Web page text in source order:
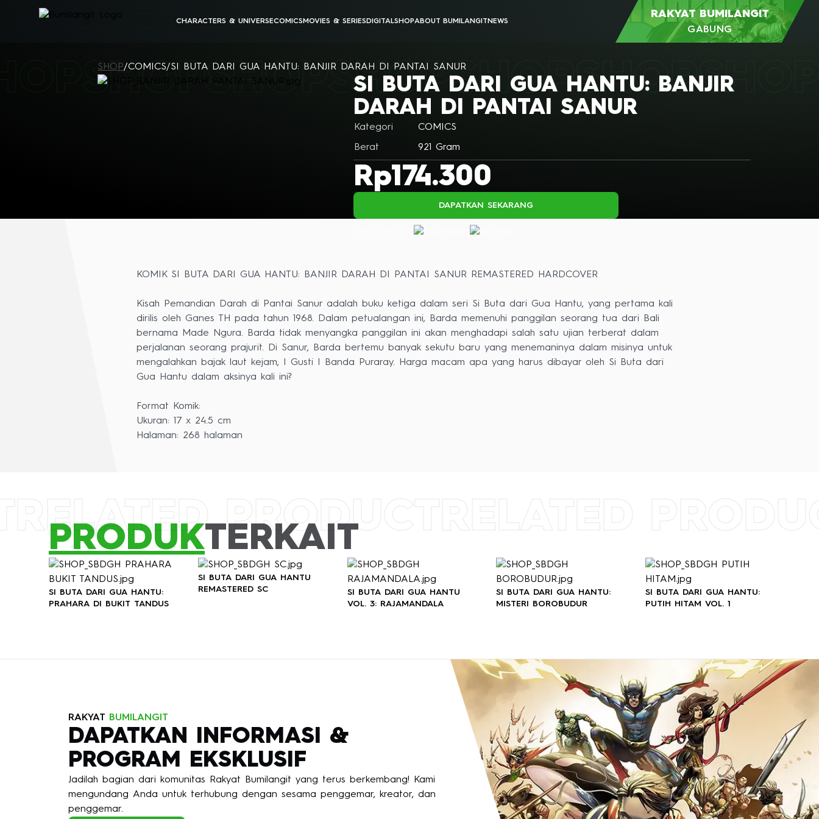
CHARACTERS & UNIVERSE
ALL CHARACTERS
COMICS MOVIES & SERIES
ANIMATION
ALL MOVIES & SERIES
DIGITAL
PODCAST & VIDEOS
ALL DIGITAL PRODUCTS
SHOPABOUT BUMILANGIT NEWS
RAKYAT BUMILANGIT
GABUNG
SHOPSHOPSHOPSHOPSHOP
SHOP/COMICS/SI BUTA DARI GUA HANTU: BANJIR DARAH DI PANTAI SANUR
SI BUTA DARI GUA HANTU: BANJIR
DARAH DI PANTAI SANUR
Kategori COMICS
Berat 921 Gram
Rp174.300
DAPATKAN SEKARANG
KOMIK SI BUTA DARI GUA HANTU: BANJIR DARAH DI PANTAI SANUR REMASTERED HARDCOVER
Kisah Pemandian Darah di Pantai Sanur adalah buku ketiga dalam seri Si Buta dari Gua Hantu, yang pertama kali
dirilis oleh Ganes TH pada tahun 1968. Dalam petualangan ini, Barda memenuhi panggilan seorang tua dari Bali
bernama Made Ngura. Barda tidak menyangka panggilan ini akan menghadapi salah satu ujian terberat dalam
perjalanan seorang prajurit. Di Sanur, Barda bertemu banyak sekutu baru yang menemaninya dalam misinya untuk
mengalahkan bajak laut kejam, I Gusti I Banda Puraray. Harga macam apa yang harus dibayar oleh Si Buta dari
Gua Hantu dalam aksinya kali ini?
Format Komik:
Ukuran: 17 x 24.5 cm
Halaman: 268 halaman
Desain terbitan: Rizqy R. Mosmarth
Editor: Andy Wijaya
Supervisi: Is Yuniarto & Gienardy Santosa
RELATED PRODUCT RELATED
PRODUKTERKAIT
SI BUTA DARI GUA HANTU:
PRAHARA DI BUKIT TANDUS
SI BUTA DARI GUA HANTU
REMASTERED SC
SI BUTA DARI GUA HANTU
VOL. 3: RAJAMANDALA
SI BUTA DARI GUA HANTU:
MISTERI BOROBUDUR
SI BUTA DARI GUA HANTU:
PUTIH HITAM VOL. 1
RAKYAT BUMILANGIT
DAPATKAN INFORMASI &
PROGRAM EKSKLUSIF
Jadilah bagian dari komunitas Rakyat Bumilangit yang terus berkembang! Kami
mengundang Anda untuk terhubung dengan sesama penggemar, kreator, dan
penggemar.